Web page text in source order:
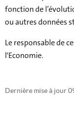
fonction de
ou autres données
Le responsable de
l'Economie.
Dernière mise à jour